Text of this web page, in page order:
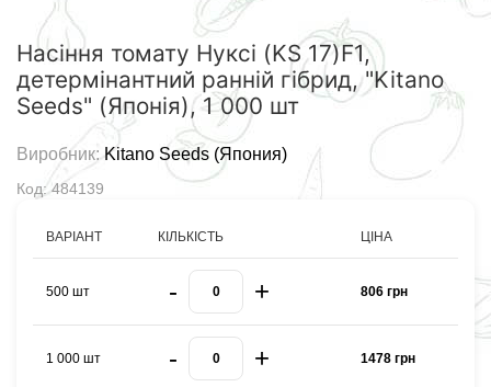
Насіння томату Нуксі (KS 17)F1,
детермінантний ранній гібрид, "Kitano
Seeds" (Японія), 1 000 шт
Виробник:Kitano Seeds (Япония)
Код: 484139
ВАРІАНТ КІЛЬКІСТЬ ЦІНА
500 шт - + 806 грн
1 000 шт - + 1478 грн